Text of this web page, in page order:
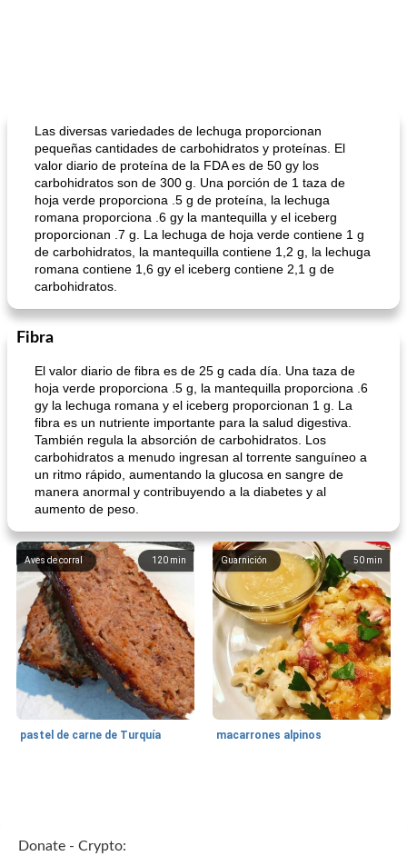
Las diversas variedades de lechuga proporcionan
pequeñas cantidades de carbohidratos y proteínas. El
valor diario de proteína de la FDA es de 50 gy los
carbohidratos son de 300 g. Una porción de 1 taza de
hoja verde proporciona .5 g de proteína, la lechuga
romana proporciona .6 gy la mantequilla y el iceberg
proporcionan .7 g. La lechuga de hoja verde contiene 1 g
de carbohidratos, la mantequilla contiene 1,2 g, la lechuga
romana contiene 1,6 gy el iceberg contiene 2,1 g de
carbohidratos.
Fibra
El valor diario de fibra es de 25 g cada día. Una taza de
hoja verde proporciona .5 g, la mantequilla proporciona .6
gy la lechuga romana y el iceberg proporcionan 1 g. La
fibra es un nutriente importante para la salud digestiva.
También regula la absorción de carbohidratos. Los
carbohidratos a menudo ingresan al torrente sanguíneo a
un ritmo rápido, aumentando la glucosa en sangre de
manera anormal y contribuyendo a la diabetes y al
aumento de peso.
120 min
Aves de corral
pastel de carne de Turquía
50 min
Guarnición
macarrones alpinos
Donate - Crypto: